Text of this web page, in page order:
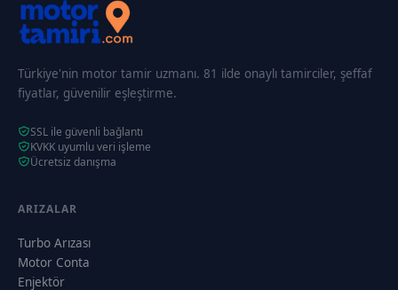
Türkiye'nin motor tamir uzmanı. 81 ilde onaylı tamirciler, şeffaf
fiyatlar, güvenilir eşleştirme.
SSL ile güvenli bağlantı
KVKK uyumlu veri işleme
Ücretsiz danışma
ARIZALAR
Turbo Arızası
Motor Conta
Enjektör